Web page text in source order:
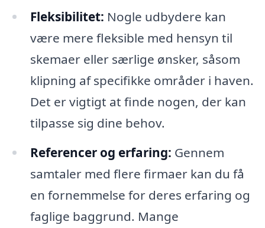
Fleksibilitet: Nogle udbydere kan
være mere fleksible med hensyn til
skemaer eller særlige ønsker, såsom
klipning af specifikke områder i haven.
Det er vigtigt at finde nogen, der kan
tilpasse sig dine behov.
Referencer og erfaring: Gennem
samtaler med flere firmaer kan du få
en fornemmelse for deres erfaring og
faglige baggrund. Mange